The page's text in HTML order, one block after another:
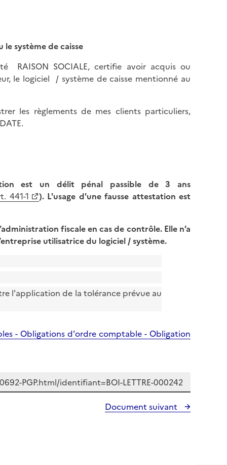
système de caisse
RAISON SOCIALE, certifie avoir acquis ou
le logiciel / système de caisse mentionné au
les règlements de mes clients particuliers,
est un délit pénal passible de 3 ans
441-1
). L'usage d'une fausse attestation est
fiscale en cas de contrôle. Elle n’a
utilisatrice du logiciel / système.
l'application de la tolérance prévue au
- Obligations d'ordre comptable - Obligation
Document suivant